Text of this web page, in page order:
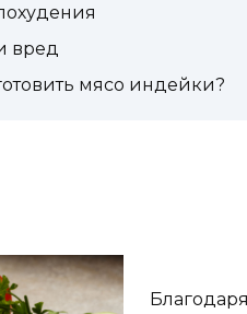
вред
мясо индейки?